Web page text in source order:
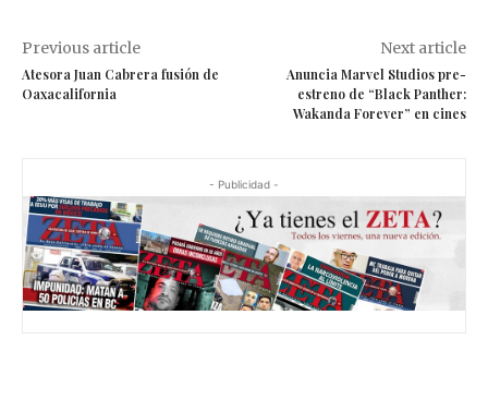
Previous article
Atesora Juan Cabrera fusión de
Oaxacalifornia
Next article
Anuncia Marvel Studios pre-
estreno de “Black Panther:
Wakanda Forever” en cines
- Publicidad -